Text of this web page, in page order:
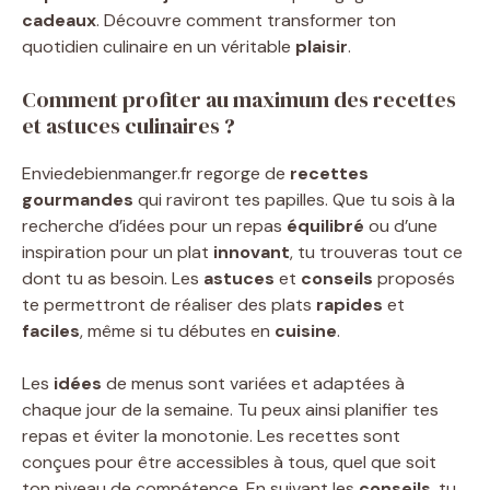
cadeaux. Découvre comment transformer ton
quotidien culinaire en un véritable plaisir.
Comment profiter au maximum des recettes
et astuces culinaires ?
Enviedebienmanger.fr regorge de recettes
gourmandes qui raviront tes papilles. Que tu sois à la
recherche d’idées pour un repas équilibré ou d’une
inspiration pour un plat innovant, tu trouveras tout ce
dont tu as besoin. Les astuces et conseils proposés
te permettront de réaliser des plats rapides et
faciles, même si tu débutes en cuisine.
Les idées de menus sont variées et adaptées à
chaque jour de la semaine. Tu peux ainsi planifier tes
repas et éviter la monotonie. Les recettes sont
conçues pour être accessibles à tous, quel que soit